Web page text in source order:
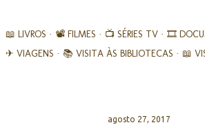
📖 LIVROS 📽️ FILMES 📺 SÉRIES TV 🎞︎
✈ VIAGENS
📚︎ VISITA ÀS BIBLIOTECAS 📖
agosto 27, 2017